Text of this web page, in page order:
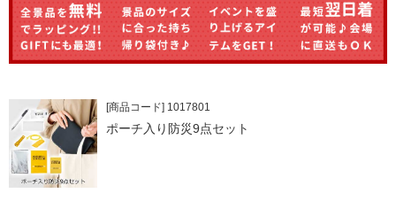
[商品コード] 1017801
ポーチ入り防災9点セット